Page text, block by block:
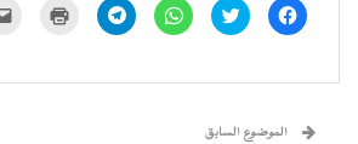
انقر
للمشاركة
في
اضغط
للمشاركة
في
انقر
للمشاركة
في
انقر
للمشاركة
في
للطباعة
جديدة)
الموضوع السابق